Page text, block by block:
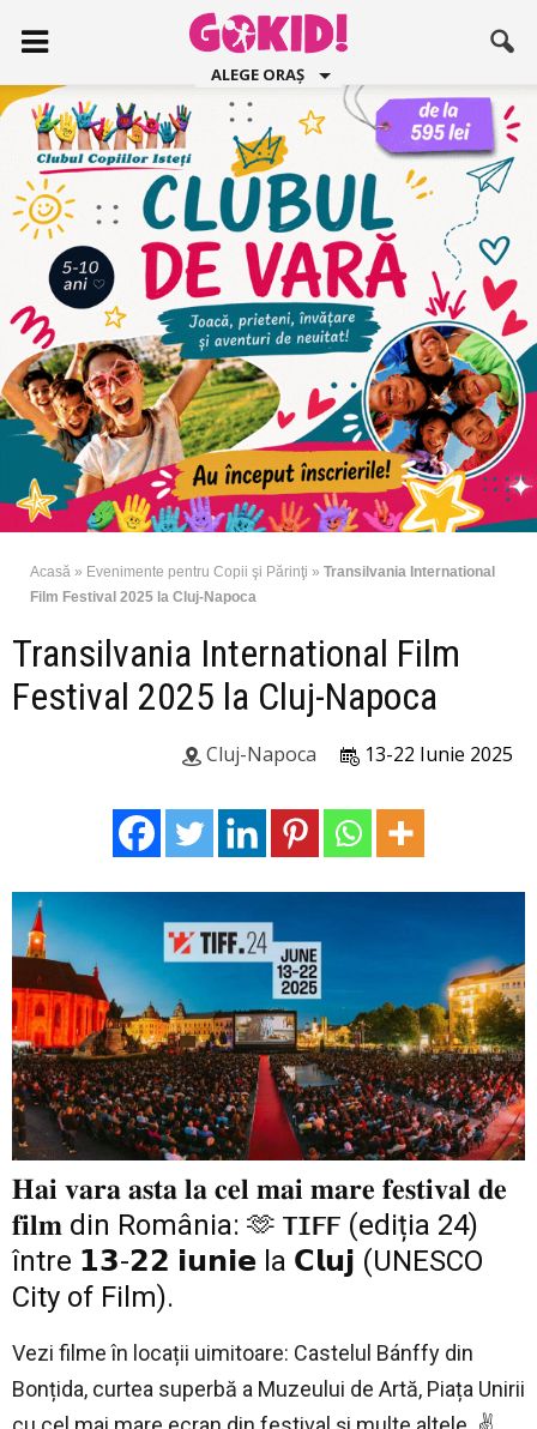
ALEGE ORAȘ
Acasă » Evenimente pentru Copii şi Părinţi » Transilvania International
Film Festival 2025 la Cluj-Napoca
Transilvania International Film
Festival 2025 la Cluj-Napoca
13-22 Iunie 2025
Cluj-Napoca
𝐇𝐚𝐢 𝐯𝐚𝐫𝐚 𝐚𝐬𝐭𝐚 𝐥𝐚 𝐜𝐞𝐥 𝐦𝐚𝐢 𝐦𝐚𝐫𝐞 𝐟𝐞𝐬𝐭𝐢𝐯𝐚𝐥 𝐝𝐞
𝐟𝐢𝐥𝐦 din România: 🫶 𝗧𝗜𝗙𝗙 (ediția 24)
între 𝟭𝟯-𝟮𝟮 𝗶𝘂𝗻𝗶𝗲 la 𝗖𝗹𝘂𝗷 (UNESCO
City of Film).
Vezi filme în locații uimitoare: Castelul Bánffy din
Bonțida, curtea superbă a Muzeului de Artă, Piața Unirii